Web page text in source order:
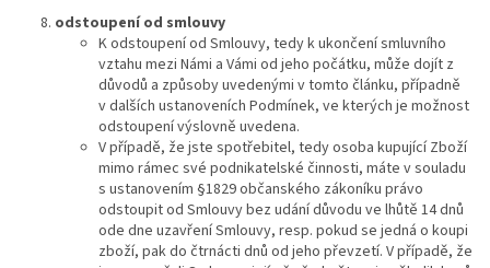
odstoupení od smlouvy
K odstoupení od Smlouvy, tedy k ukončení smluvního
vztahu mezi Námi a Vámi od jeho počátku, může dojít z
důvodů a způsoby uvedenými v tomto článku, případně
v dalších ustanoveních Podmínek, ve kterých je možnost
odstoupení výslovně uvedena.
V případě, že jste spotřebitel, tedy osoba kupující Zboží
mimo rámec své podnikatelské činnosti, máte v souladu
s ustanovením §1829 občanského zákoníku právo
odstoupit od Smlouvy bez udání důvodu ve lhůtě 14 dnů
ode dne uzavření Smlouvy, resp. pokud se jedná o koupi
zboží, pak do čtrnácti dnů od jeho převzetí. V případě, že